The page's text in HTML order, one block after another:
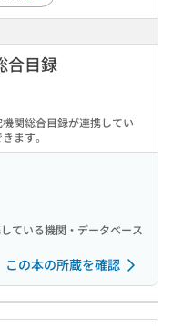
合目録
関総合目録が連携してい
ます。
ている機関・データベース
この本の所蔵を確認